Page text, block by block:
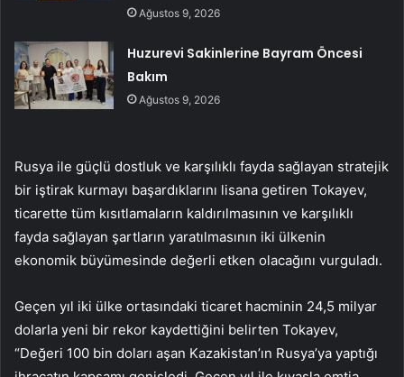
Ağustos 9, 2026
Huzurevi Sakinlerine Bayram Öncesi
Bakım
Ağustos 9, 2026
Rusya ile güçlü dostluk ve karşılıklı fayda sağlayan stratejik
bir iştirak kurmayı başardıklarını lisana getiren Tokayev,
ticarette tüm kısıtlamaların kaldırılmasının ve karşılıklı
fayda sağlayan şartların yaratılmasının iki ülkenin
ekonomik büyümesinde değerli etken olacağını vurguladı.
Geçen yıl iki ülke ortasındaki ticaret hacminin 24,5 milyar
dolarla yeni bir rekor kaydettiğini belirten Tokayev,
“Değeri 100 bin doları aşan Kazakistan’ın Rusya’ya yaptığı